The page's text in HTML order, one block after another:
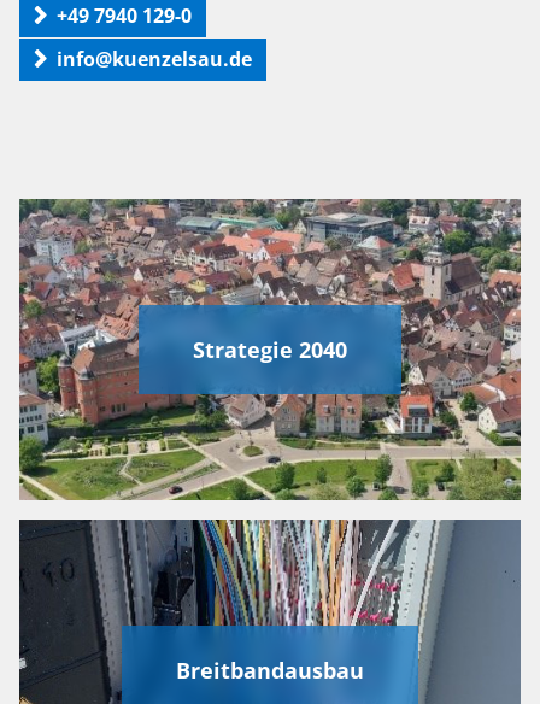
+49 7940 129-0
info@kuenzelsau.de
Strategie 2040
Breitbandausbau